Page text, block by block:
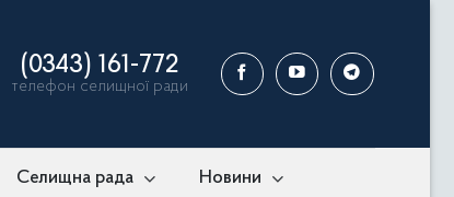
(0343) 161-772
телефон селищної ради
Селищна рада Новини